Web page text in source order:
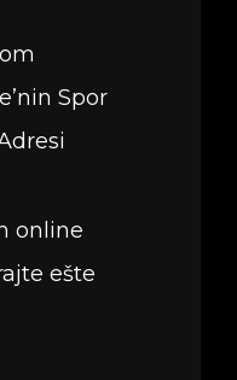
Spor
online
ešte